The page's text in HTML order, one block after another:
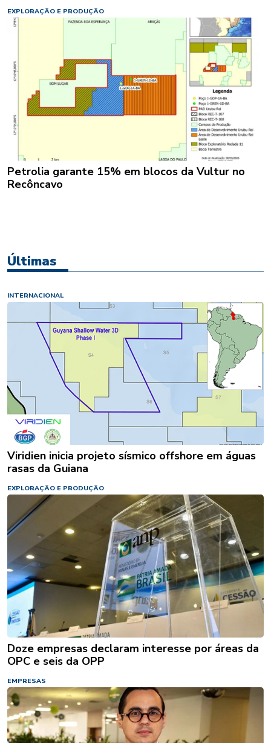
EXPLORAÇÃO E PRODUÇÃO
Petrolia garante 15% em blocos da Vultur no
Recôncavo
Últimas
INTERNACIONAL
Viridien inicia projeto sísmico offshore em águas
rasas da Guiana
EXPLORAÇÃO E PRODUÇÃO
Doze empresas declaram interesse por áreas da
OPC e seis da OPP
EMPRESAS